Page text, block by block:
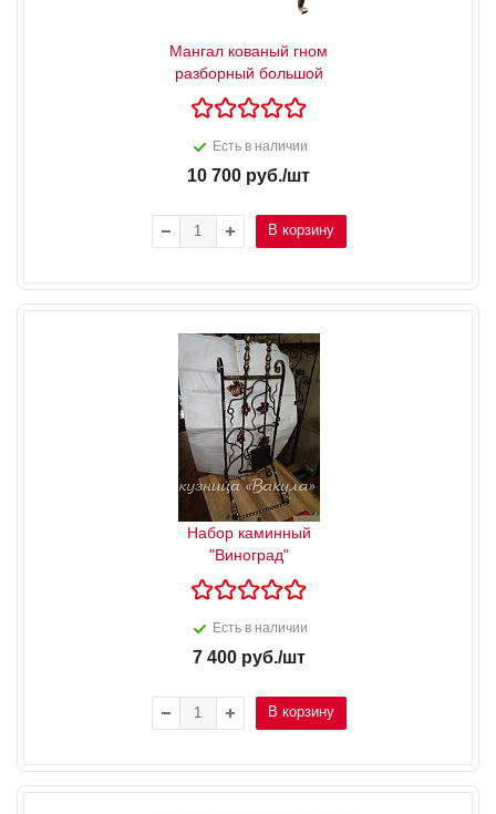
Мангал кованый гном
разборный большой
Есть в наличии
10 700 руб./шт
В корзину
Набор каминный
"Виноград"
Есть в наличии
7 400руб./шт
В корзину